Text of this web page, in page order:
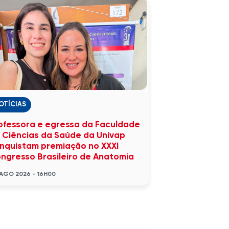
e egressa da Faculdade
Ciências da Saúde da Univap
premiação no XXXI
Brasileiro de Anatomia
2026 - 16H00